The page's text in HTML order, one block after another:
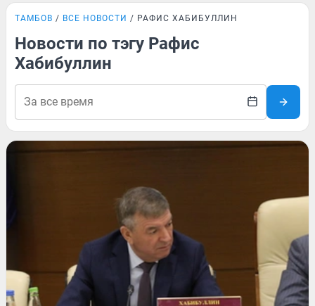
ТАМБОВ ВСЕ НОВОСТИ РАФИС ХАБИБУЛЛИН
Новости по тэгу Рафис
Хабибуллин